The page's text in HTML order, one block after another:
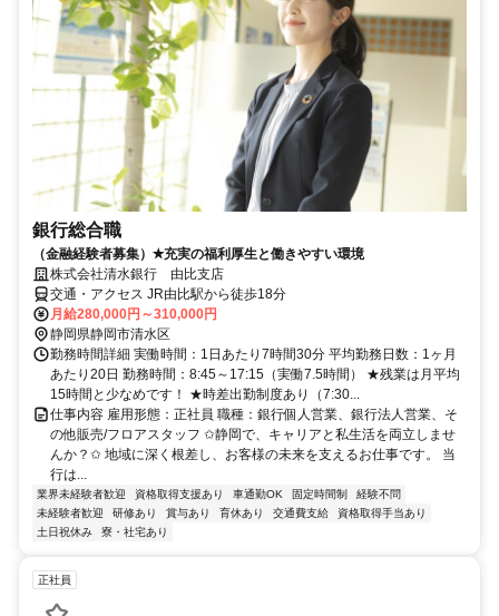
銀行総合職
（金融経験者募集）✭充実の福利厚生と働きやすい環境
株式会社清水銀行 由比支店
交通・アクセス JR由比駅から徒歩18分
月給280,000円～310,000円
静岡県静岡市清水区
勤務時間詳細 実働時間：1日あたり7時間30分 平均勤務日数：1ヶ月
あたり20日 勤務時間：8:45～17:15（実働7.5時間） ★残業は月平均
15時間と少なめです！ ★時差出勤制度あり（7:30...
仕事内容 雇用形態：正社員 職種：銀行個人営業、銀行法人営業、そ
の他販売/フロアスタッフ ✩静岡で、キャリアと私生活を両立しませ
んか？✩ 地域に深く根差し、お客様の未来を支えるお仕事です。 当
行は...
業界未経験者歓迎 資格取得支援あり 車通勤OK 固定時間制
経験不問
未経験者歓迎
研修あり 賞与あり 育休あり 交通費支給
資格取得手当あり
土日祝休み
寮・社宅あり
正社員